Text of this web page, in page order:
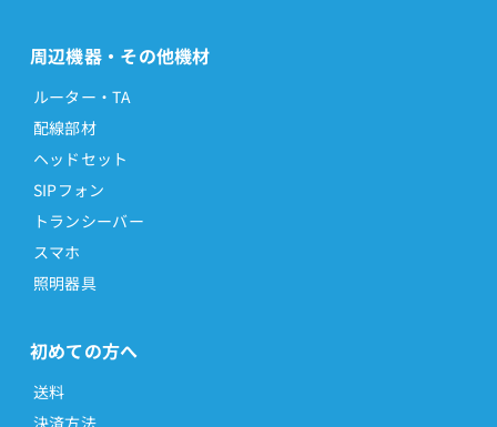
周辺機器・その他機材
ルーター・TA
配線部材
ヘッドセット
SIPフォン
トランシーバー
スマホ
照明器具
初めての方へ
送料
決済方法